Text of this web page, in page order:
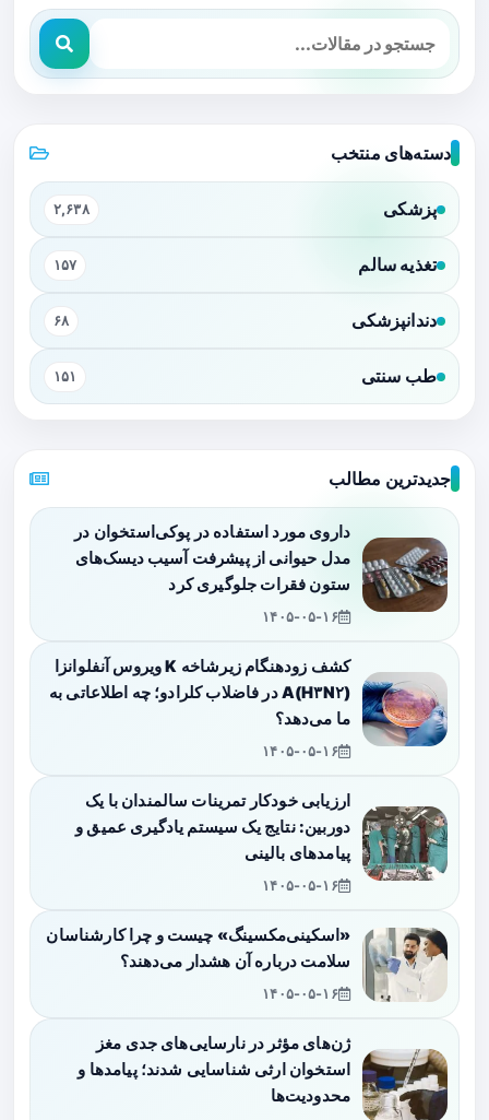
دسته‌های منتخب
پزشکی ۲,۶۳۸
تغذیه سالم ۱۵۷
دندانپزشکی ۶۸
طب سنتی ۱۵۱
جدیدترین مطالب
داروی مورد استفاده در پوکی‌استخوان در
مدل حیوانی از پیشرفت آسیب دیسک‌های
ستون فقرات جلوگیری کرد
۱۴۰۵-۰۵-۱۶
کشف زودهنگام زیرشاخه K ویروس آنفلوانزا
A(H۳N۲) در فاضلاب کلرادو؛ چه اطلاعاتی به
ما می‌دهد؟
۱۴۰۵-۰۵-۱۶
ارزیابی خودکار تمرینات سالمندان با یک
دوربین: نتایج یک سیستم یادگیری عمیق و
پیامدهای بالینی
۱۴۰۵-۰۵-۱۶
«اسکینی‌مکسینگ» چیست و چرا کارشناسان
سلامت درباره آن هشدار می‌دهند؟
۱۴۰۵-۰۵-۱۶
ژن‌های مؤثر در نارسایی‌های جدی مغز
استخوان ارثی شناسایی شدند؛ پیامدها و
محدودیت‌ها